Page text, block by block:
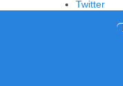
Twitter